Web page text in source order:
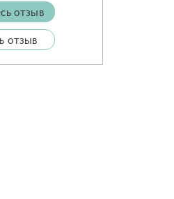
отзыв
отзыв